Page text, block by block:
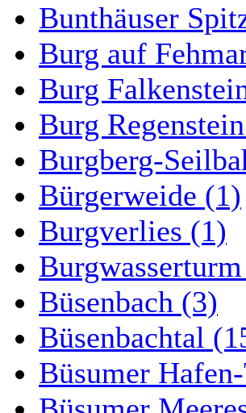
Bunthäuser
Burg auf
Burg
Burg
Burgberg-
Bürgerweide (1)
Burgverlies (1)
Büsenbach (3)
Büsenbachtal
Büsumer